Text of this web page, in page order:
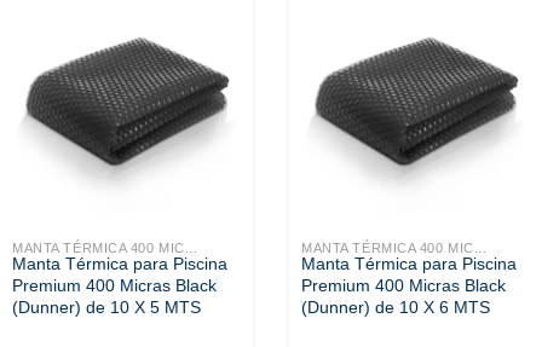
MANTA TÉRMICA 400 MIC...
Manta Térmica para Piscina
Premium 400 Micras Black
(Dunner) de 10 X 5 MTS
MANTA TÉRMICA 400 MIC...
Manta Térmica para Piscina
Premium 400 Micras Black
(Dunner) de 10 X 6 MTS